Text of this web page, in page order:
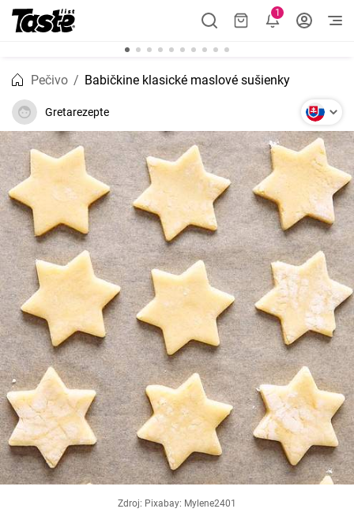
1
Pečivo Babičkine klasické maslové sušienky
Gretarezepte
Zdroj: Pixabay: Mylene2401